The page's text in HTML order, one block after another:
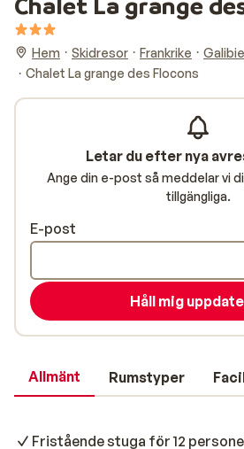
Hem Skidresor Frankrike
Chalet La grange des Flocons
Allmänt Rumstyper
Fristående stuga för 12
Letar du efter nya
Ange din e-post så meddelar vi
tillgängliga.
E-post
Håll mig